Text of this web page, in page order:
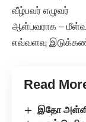
வீழ்பவர் எழுவர்
ஆள்பவராக –
எவ்வளவு
Read
இதோ